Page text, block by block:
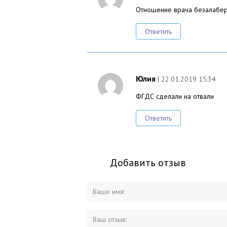
Отношение врача
Ответить
Юлия | 22.01.2019 15:34
ФГДС сделали на отвали
Ответить
Добавить отзыв